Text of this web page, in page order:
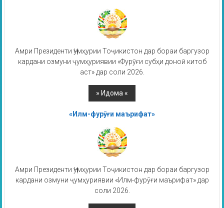
Амри Президенти Ҷумҳурии Тоҷикистон дар бораи баргузор
кардани озмуни ҷумҳуриявии «Фурӯғи субҳи доноӣ китоб
аст» дар соли 2026.
«Илм-фурӯғи маърифат»
Амри Президенти Ҷумҳурии Тоҷикистон дар бораи баргузор
кардани озмуни ҷумҳуриявии «Илм-фурӯғи маърифат» дар
соли 2026.